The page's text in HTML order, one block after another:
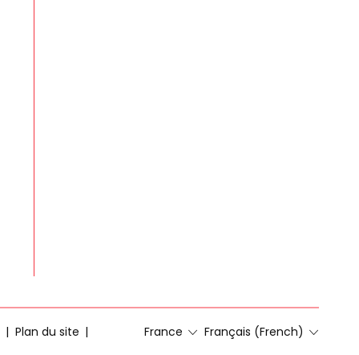
France Français (French)
Plan du site